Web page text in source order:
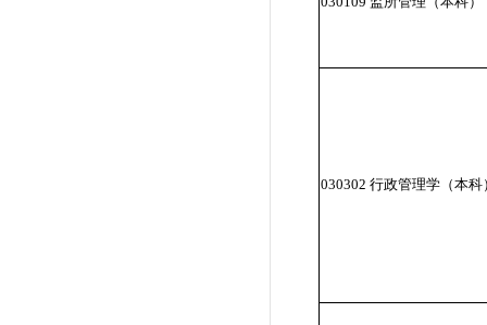
030302 行政管理学（本科